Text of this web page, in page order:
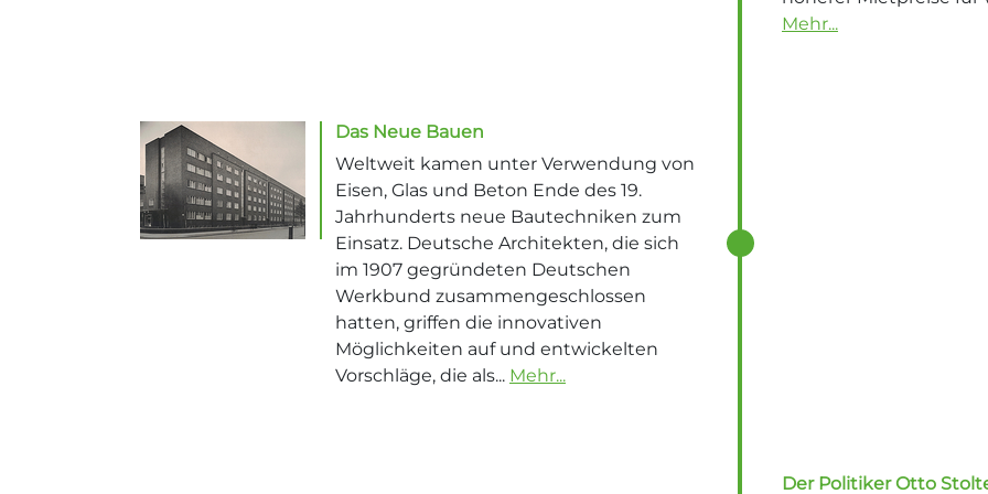
Mehr...
Das Neue Bauen
Weltweit kamen unter Verwendung von
Eisen, Glas und Beton Ende des 19.
Jahrhunderts neue Bautechniken zum
Einsatz. Deutsche Architekten, die sich
im 1907 gegründeten Deutschen
Werkbund zusammengeschlossen
hatten, griffen die innovativen
Möglichkeiten auf und entwickelten
Vorschläge, die als... Mehr...
Der Politiker Otto